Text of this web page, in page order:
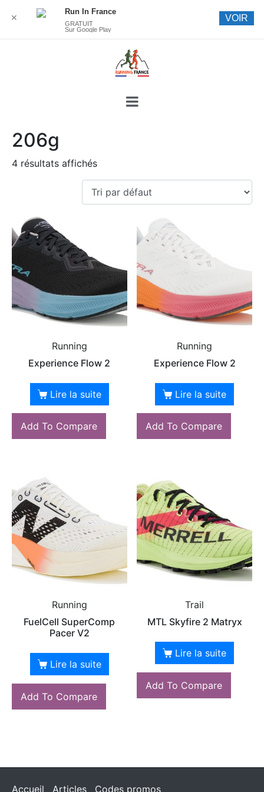
206g
4 résultats affichés
Running
Experience Flow 2
Lire la suite
Add To Compare
Running
Experience Flow 2
Lire la suite
Add To Compare
Running
FuelCell SuperComp
Pacer V2
Lire la suite
Add To Compare
Trail
MTL Skyfire 2 Matryx
Lire la suite
Add To Compare
Accueil Articles Codes promos
✕
Run In France
GRATUIT
Sur Google Play
VOIR